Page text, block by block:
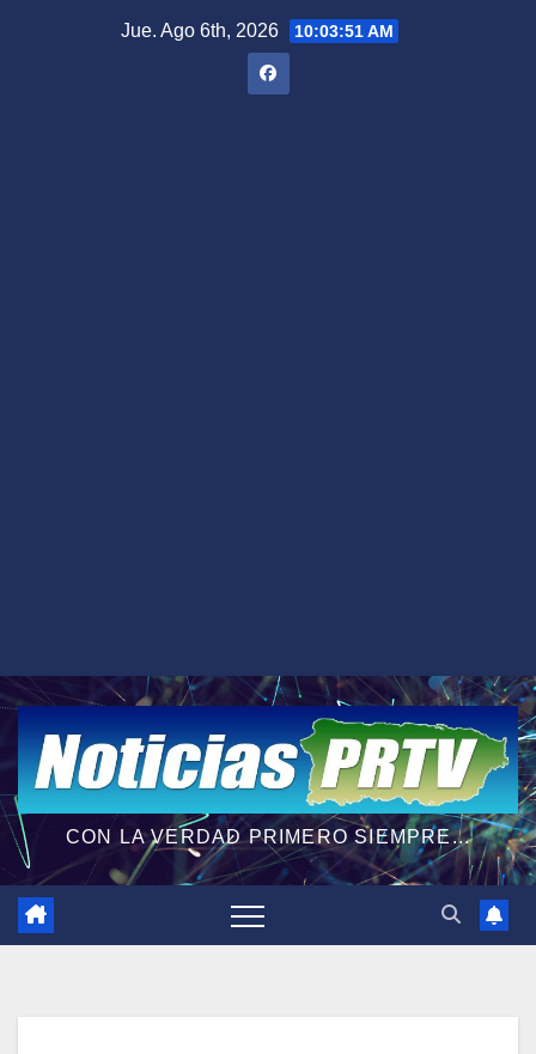
Jue. Ago 6th, 2026 10:03:52 AM
CON LA VERDAD PRIMERO SIEMPRE...